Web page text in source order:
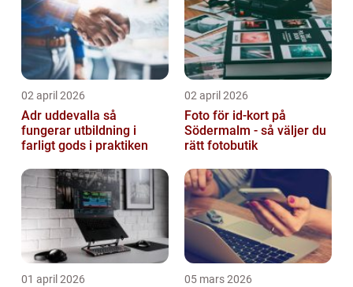
02 april 2026
Adr uddevalla så
fungerar utbildning i
farligt gods i praktiken
02 april 2026
Foto för id-kort på
Södermalm - så väljer du
rätt fotobutik
01 april 2026 05 mars 2026